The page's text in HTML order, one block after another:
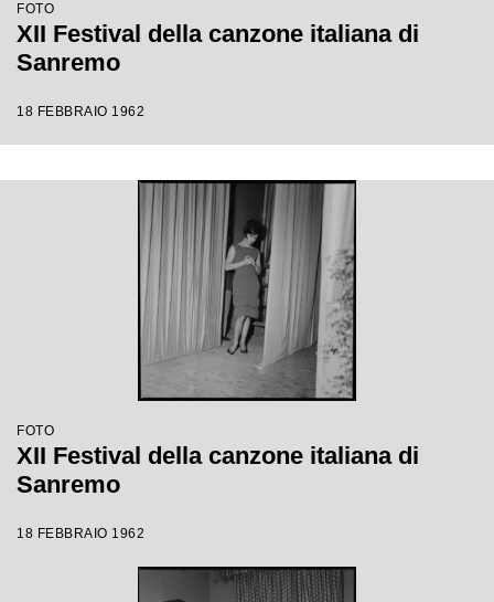
FOTO
XII Festival della canzone italiana di
Sanremo
18 FEBBRAIO 1962
FOTO
XII Festival della canzone italiana di
Sanremo
18 FEBBRAIO 1962